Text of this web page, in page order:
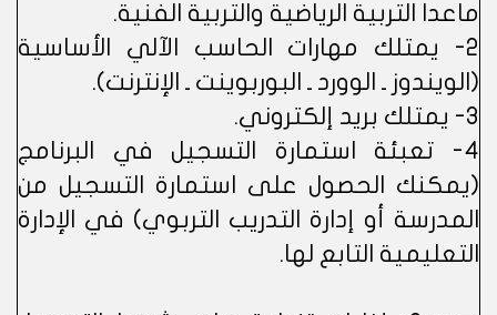
ماعدا التربية الرياضية والتربية الفنية.
2- يمتلك مهارات الحاسب الآلي الأساسية
(الويندوز ـ الوورد ـ البوربوينت ـ الإنترنت).
3- يمتلك بريد إلكتروني.
4- تعبئة استمارة التسجيل في البرنامج
(يمكنك الحصول على استمارة التسجيل من
المدرسة أو إدارة التدريب التربوي) في الإدارة
التعليمية التابع لها.